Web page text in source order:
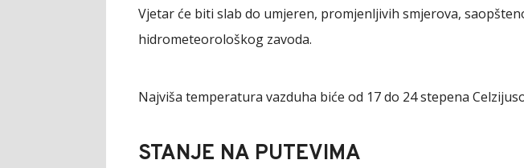
Vjetar će biti slab do umjeren, promjenljivih smjerova,
hidrometeorološkog zavoda.
Najviša temperatura vazduha biće od 17 do 24 stepena
STANJE NA PUTEVIMA